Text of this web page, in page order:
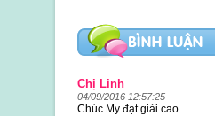
Chị Linh
04/09/2016 12:57:25
Chúc My đạt giải cao